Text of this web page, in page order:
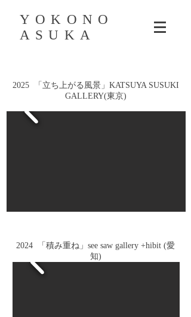
YOKONO
ASUKA
2025 「立ち上がる風景」KATSUYA SUSUKI
GALLERY(東京)
2024 「積み重ね」see saw gallery +hibit (愛
知)